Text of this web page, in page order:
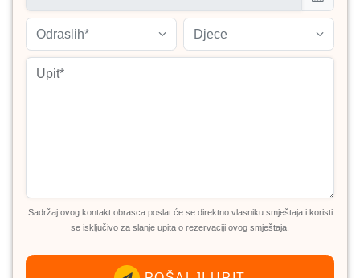
Odraslih* Djece
Sadržaj ovog kontakt obrasca poslat će se direktno vlasniku smještaja i koristi
se isključivo za slanje upita o rezervaciji ovog smještaja.